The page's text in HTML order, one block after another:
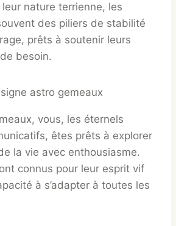
nature terrienne, les
des piliers de stabilité
prêts à soutenir leurs
besoin.
vous, les éternels
êtes prêts à explorer
la vie avec enthousiasme.
connus pour leur esprit vif
à s’adapter à toutes les